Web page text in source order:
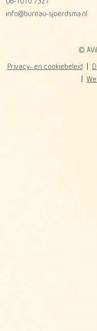
06-1010 7327
info@bureau-sjoerdsma.nl
©
Privacy- en cookiebeleid